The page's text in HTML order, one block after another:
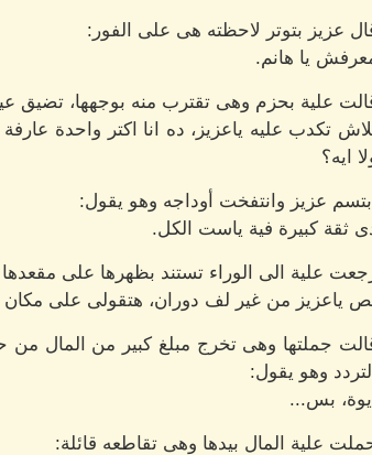
عزيز بتوتر لاحظته هى على الفور:
يا هانم.
علية بحزم وهى تقترب منه بوجهها، تضيق
تكدب عليه ياعزيز، ده انا اكتر واحدة
ايه؟
ابتسم عزيز وانتفخت أوداجه وهو يقول:
ثقة كبيرة فية ياست الكل.
علية الى الوراء تستند بظهرها على
ياعزيز من غير لف دوران، هتقولى على
جملتها وهى تخرج مبلغ كبير من المال من
التردد وهو يقول:
أيوة، بس...
علية المال بيدها وهى تقاطعه قائلة: